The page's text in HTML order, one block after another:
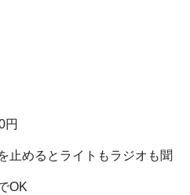
円
止めるとライトもラジオも聞
OK